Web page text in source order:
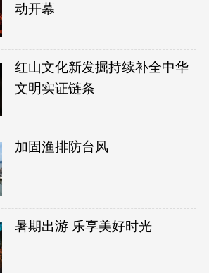
动开幕
红山文化新发掘持续补全中华
文明实证链条
加固渔排防台风
暑期出游 乐享美好时光